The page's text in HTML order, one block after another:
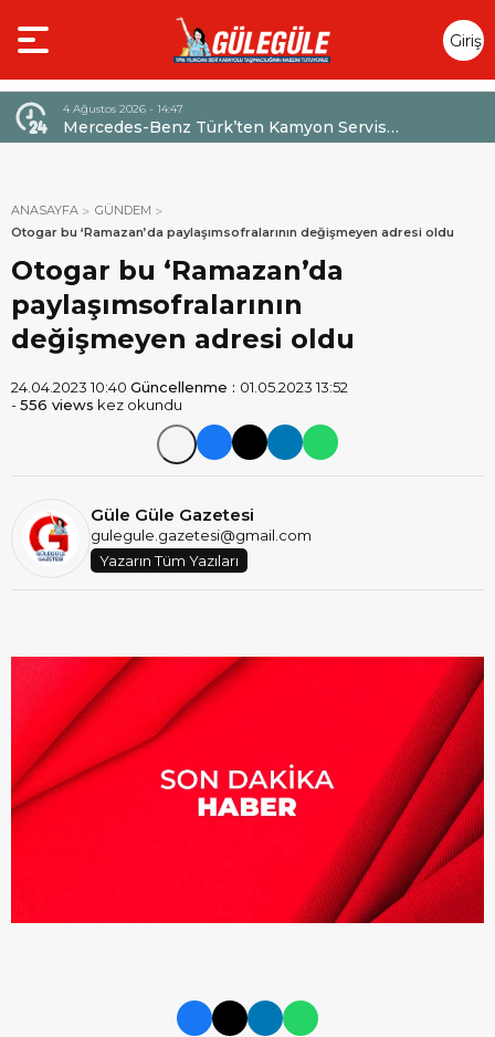
Giriş
Yap
4 Ağustos 2026 - 14:47
Mercedes-Benz Türk’ten Kamyon Servis
Sözleşmelerinde 36 Aya Varan Taksit İmkânı
ANASAYFA
GÜNDEM
Otogar bu ‘Ramazan’da paylaşımsofralarının değişmeyen adresi oldu
Otogar bu ‘Ramazan’da
paylaşımsofralarının
değişmeyen adresi oldu
24.04.2023 10:40 Güncellenme : 01.05.2023 13:52
-556 views kez okundu
Güle Güle Gazetesi
gulegule.gazetesi@gmail.com
Yazarın Tüm Yazıları